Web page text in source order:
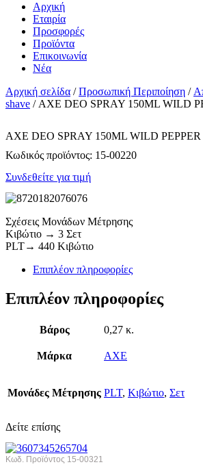
Αρχική
Εταιρία
Προσφορές
Προϊόντα
Επικοινωνία
Νέα
Αρχική σελίδα /Προσωπική Περιποίηση /
shave / AXE DEO SPRAY 150ML WILD
AXE DEO SPRAY 150ML WILD PEPPER
Κωδικός προϊόντος: 15-00220
Συνδεθείτε για τιμή
Σχέσεις Μονάδων Μέτρησης
Κιβώτιο → 3 Σετ
PLT→ 440 Κιβώτιο
Επιπλέον πληροφορίες
Επιπλέον πληροφορίες
Βάρος 0,27 κ.
Μάρκα AXE
Μονάδες Μέτρησης PLT, Κιβώτιο, Σετ
Δείτε επίσης
Κωδ. Προϊόντος 15-00321